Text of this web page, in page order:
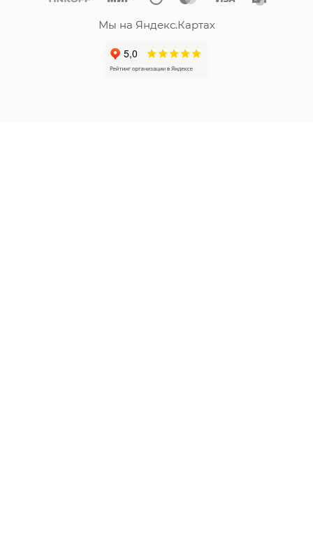
Мы на Яндекс.Картах